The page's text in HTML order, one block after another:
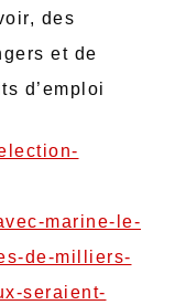
des
et de
d’emploi
marine-le-
de-milliers-
seraient-